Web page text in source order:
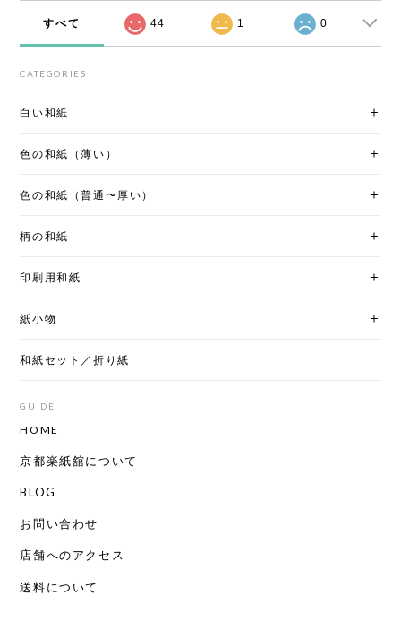
すべて 44 1 0
CATEGORIES
白い和紙
色の和紙（薄い）
色の和紙（普通〜厚い）
柄の和紙
印刷用和紙
紙小物
和紙セット／折り紙
GUIDE
HOME
京都楽紙舘について
BLOG
お問い合わせ
店舗へのアクセス
送料について